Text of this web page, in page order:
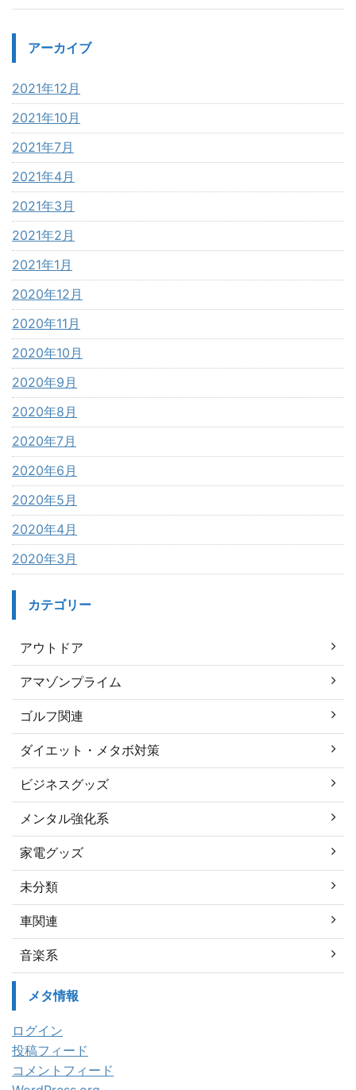
アーカイブ
2021年12月
2021年10月
2021年7月
2021年4月
2021年3月
2021年2月
2021年1月
2020年12月
2020年11月
2020年10月
2020年9月
2020年8月
2020年7月
2020年6月
2020年5月
2020年4月
2020年3月
カテゴリー
アウトドア
アマゾンプライム
ゴルフ関連
ダイエット・メタボ対策
ビジネスグッズ
メンタル強化系
家電グッズ
未分類
車関連
音楽系
メタ情報
ログイン
投稿フィード
コメントフィード